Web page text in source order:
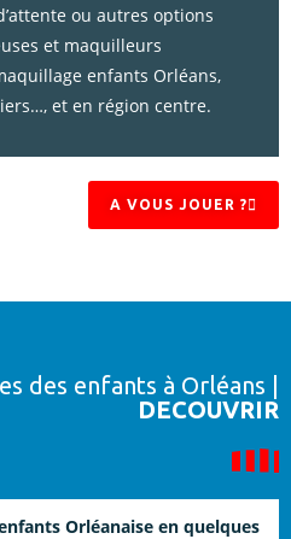
ou autres options
et maquilleurs
enfants Orléans,
et en région centre.
A VOUS JOUER ?
des enfants à Orléans |
DECOUVRIR
Orléanaise en quelques